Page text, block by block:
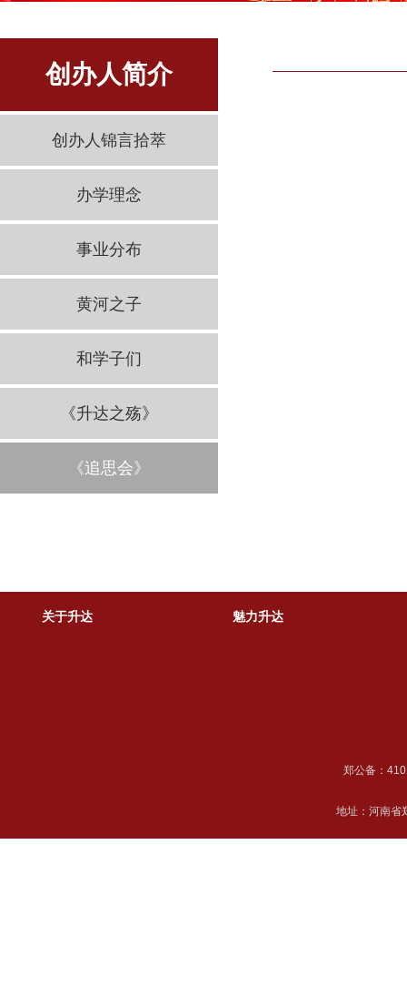
创办人简介
创办人锦言拾萃
办学理念
事业分布
黄河之子
和学子们
《升达之殇》
《追思会》
关于升达 魅力升达
郑公备：
地址：河南省